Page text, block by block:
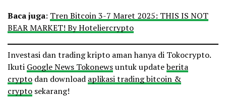
Baca juga: Tren Bitcoin 3-7 Maret 2025: THIS IS NOT
BEAR MARKET! By Hoteliercrypto
Investasi dan trading kripto aman hanya di Tokocrypto.
Ikuti Google News Tokonewsuntuk updateberita
crypto dan download aplikasi trading bitcoin &
crypto sekarang!